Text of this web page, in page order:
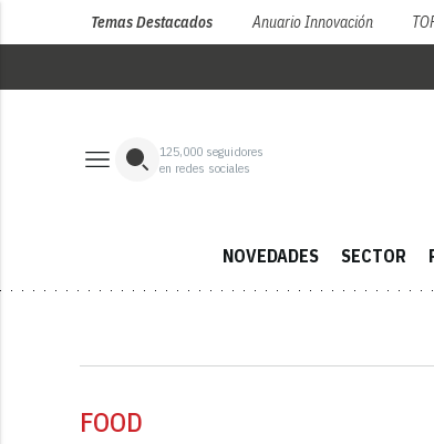
Temas Destacados Anuario Innovación
125,000 seguidores
en redes sociales
NOVEDADES SECTOR
FOOD